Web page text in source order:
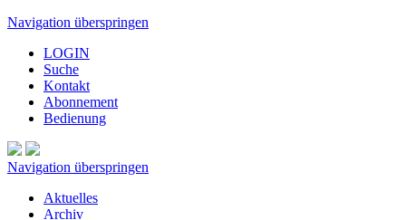
Navigation überspringen
LOGIN
Suche
Kontakt
Abonnement
Bedienung
Navigation überspringen
Aktuelles
Archiv